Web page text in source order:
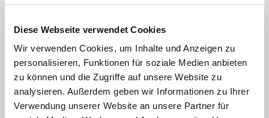
Diese Webseite verwendet Cookies
Wir verwenden Cookies, um Inhalte und Anzeigen zu
personalisieren, Funktionen für soziale Medien anbieten
zu können und die Zugriffe auf unsere Website zu
analysieren. Außerdem geben wir Informationen zu Ihrer
Verwendung unserer Website an unsere Partner für
Ich bin damit einverstanden, dass meine personenbezogenen Daten
ausschließlich zum Zweck der Durchführung der Kontaktanfrage
verarbeitet, auf IT- Systemen der Garitz Bewirtschaftungsbetriebe
GmbH, Heinrich-von-Kleist-Straße 2, 97688 Bad Kissingen
(Betreiber) gespeichert und an die für das Stellenangebot